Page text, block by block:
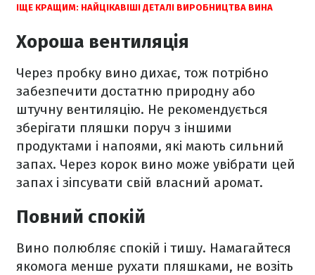
ІЩЕ КРАЩИМ: НАЙЦІКАВІШІ ДЕТАЛІ ВИРОБНИЦТВА ВИНА
Хороша вентиляція
Через пробку вино дихає, тож потрібно
забезпечити достатню природну або
штучну вентиляцію. Не рекомендується
зберігати пляшки поруч з іншими
продуктами і напоями, які мають сильний
запах. Через корок вино може увібрати цей
запах і зіпсувати свій власний аромат.
Повний спокій
Вино полюбляє спокій і тишу. Намагайтеся
якомога менше рухати пляшками, не возіть